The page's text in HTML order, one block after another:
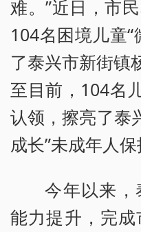
难。”近日，市
104名困境儿童
了泰兴市新街镇
至目前，104名
认领，擦亮了泰
成长”未成年人保
今年以来，
能力提升，完